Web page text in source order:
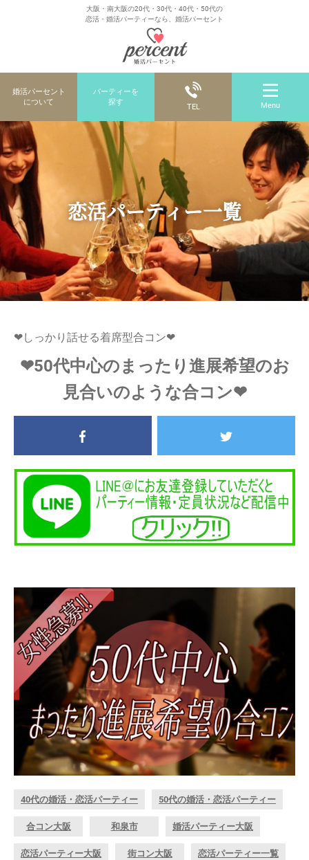
大阪・南大阪の20代・30代・40代・50代の
恋活・婚活パーティーなら、婚活パーセント
婚活パーセント
について
パーティーを
探す
TEL Menu
恋活パーティー一覧
❤しっかり話せる着席型合コン❤
❤50代中心のまったり進展希望のお
見合いのような合コン❤
40代の婚活・恋活パーティー 50代の婚活・恋活パーティー
合コン大阪 和泉市 婚活パーティー大阪
恋活パーティー大阪 街コン大阪 恋活パーティー一覧